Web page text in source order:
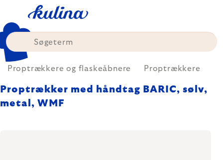
content
Proptrækkere og flaskeåbnere Proptrækkere
Proptrækker med håndtag BARIC, sølv,
metal, WMF